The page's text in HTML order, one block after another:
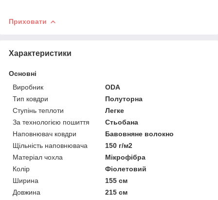
Приховати
Характеристики
Основні
Виробник
ODA
Тип ковдри
Полуторна
Ступінь теплоти
Легке
За технологією пошиття
Стьобана
Наповнювач ковдри
Бавовняне волокно
Щільність наповнювача
150 г/м2
Матеріал чохла
Мікрофібра
Колір
Фіолетовий
Ширина
155 см
Довжина
215 см